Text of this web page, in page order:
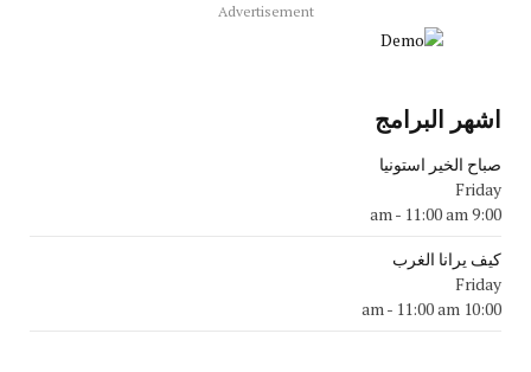
Advertisement
اشهر البرامج
صباح الخير استونيا
Friday
9:00 am
- 11:00 am
كيف يرانا الغرب
Friday
10:00 am
- 11:00 am